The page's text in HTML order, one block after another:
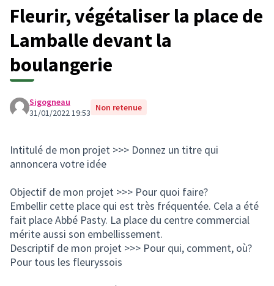
Fleurir, végétaliser la place de
Lamballe devant la
boulangerie
Sigogneau
31/01/2022 19:53 Non retenue
Intitulé de mon projet >>> Donnez un titre qui
annoncera votre idée
Objectif de mon projet >>> Pour quoi faire?
Embellir cette place qui est très fréquentée. Cela a été
fait place Abbé Pasty. La place du centre commercial
mérite aussi son embellissement.
Descriptif de mon projet >>> Pour qui, comment, où?
Pour tous les fleuryssois